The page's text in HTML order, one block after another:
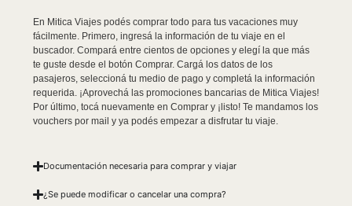
En Mitica Viajes podés comprar todo para tus vacaciones muy
fácilmente. Primero, ingresá la información de tu viaje en el
buscador. Compará entre cientos de opciones y elegí la que más
te guste desde el botón Comprar. Cargá los datos de los
pasajeros, seleccioná tu medio de pago y completá la información
requerida. ¡Aprovechá las promociones bancarias de Mitica Viajes!
Por último, tocá nuevamente en Comprar y ¡listo! Te mandamos los
vouchers por mail y ya podés empezar a disfrutar tu viaje.
Documentación necesaria para comprar y viajar
¿Se puede modificar o cancelar una compra?